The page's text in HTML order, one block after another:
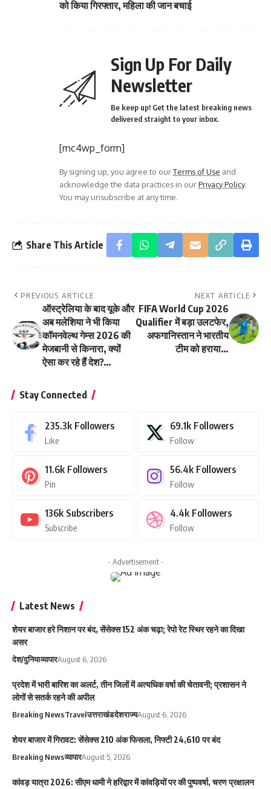
को किया गिरफ्तार, महिला की जान बचाई
Sign Up For Daily
Newsletter
Be keep up! Get the latest breaking news
delivered straight to your inbox.
[mc4wp_form]
By signing up, you agree to ourTerms of Use and
acknowledge the data practices in ourPrivacy Policy.
You may unsubscribe at any time.
Share This Article
PREVIOUS ARTICLE
ऑस्ट्रेलिया के बाद यूके और
अब मलेशिया ने भी किया
कॉमनवेल्थ गेम्स 2026 की
मेजबानी से किनारा, क्यों
ऐसा कर रहे हैं देश?…
NEXT ARTICLE
FIFA World Cup 2026
Qualifier में बड़ा उलटफेर,
अफगानिस्तान ने भारतीय
टीम को हराया…
Stay Connected
235.3k Followers
Like
69.1k Followers
Follow
11.6k Followers
Pin
56.4k Followers
Follow
136k Subscribers
Subscribe
4.4k Followers
Follow
- Advertisement -
Latest News
शेयर बाजार हरे निशान पर बंद, सेंसेक्स 152 अंक चढ़ा; रेपो रेट स्थिर रहने का दिखा
असर
देश/दुनियाव्यापारAugust 6, 2026
प्रदेश में भारी बारिश का अलर्ट, तीन जिलों में अत्यधिक वर्षा की चेतावनी; प्रशासन ने
लोगों से सतर्क रहने की अपील
Breaking NewsTravelउत्तराखंडदेशराज्यAugust 6, 2026
शेयर बाजार में गिरावट: सेंसेक्स 210 अंक फिसला, निफ्टी 24,610 पर बंद
Breaking Newsव्यापारAugust 5, 2026
कांवड़ यात्रा 2026: सीएम धामी ने हरिद्वार में कांवड़ियों पर की पुष्पवर्षा, चरण प्रक्षालन